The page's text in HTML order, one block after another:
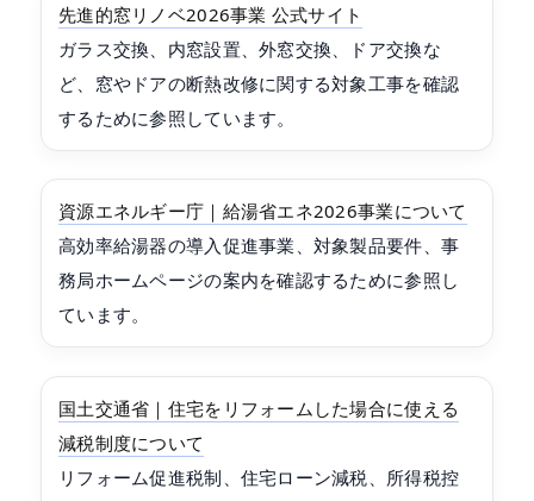
先進的窓リノベ2026事業 公式サイト
ガラス交換、内窓設置、外窓交換、ドア交換な
ど、窓やドアの断熱改修に関する対象工事を確認
するために参照しています。
資源エネルギー庁｜給湯省エネ2026事業について
高効率給湯器の導入促進事業、対象製品要件、事
務局ホームページの案内を確認するために参照し
ています。
国土交通省｜住宅をリフォームした場合に使える
減税制度について
リフォーム促進税制、住宅ローン減税、所得税控